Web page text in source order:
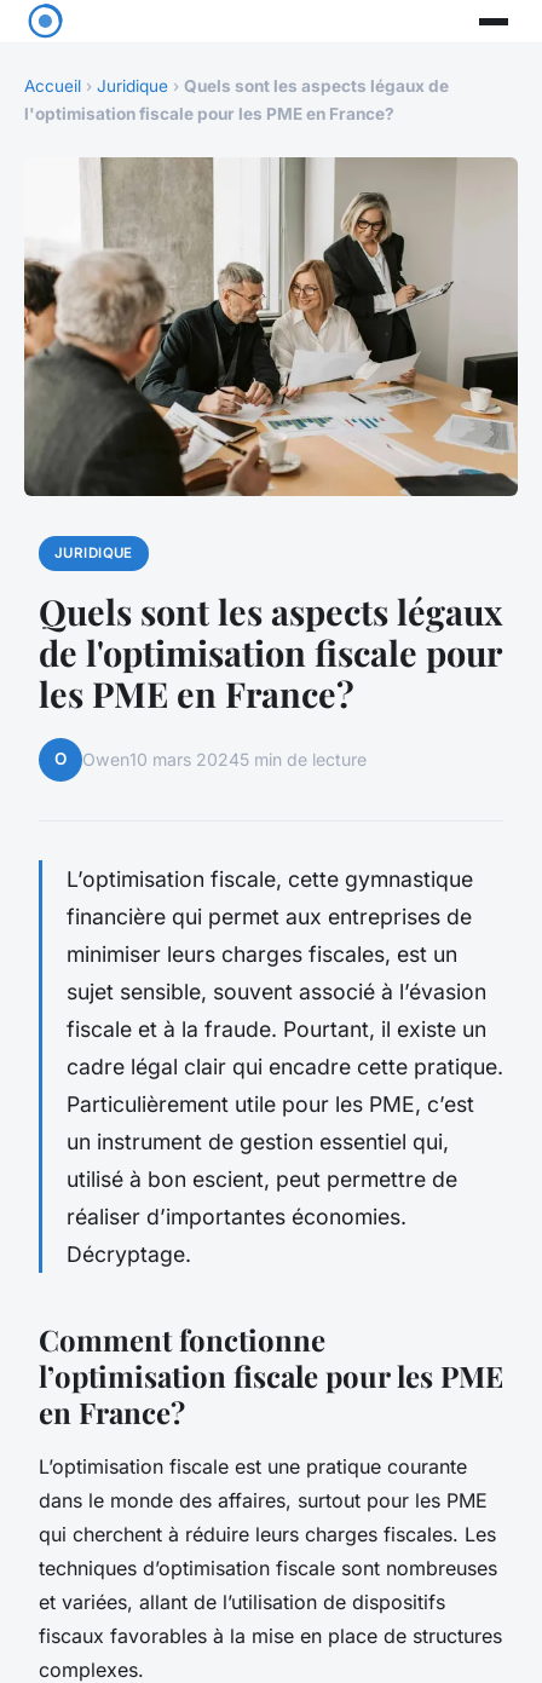
Accueil › Juridique › Quels sont les aspects légaux de
l'optimisation fiscale pour les PME en France?
JURIDIQUE
Quels sont les aspects légaux
de l'optimisation fiscale pour
les PME en France?
O Owen10 mars 20245 min de lecture
L’optimisation fiscale, cette gymnastique
financière qui permet aux entreprises de
minimiser leurs charges fiscales, est un
sujet sensible, souvent associé à l’évasion
fiscale et à la fraude. Pourtant, il existe un
cadre légal clair qui encadre cette pratique.
Particulièrement utile pour les PME, c’est
un instrument de gestion essentiel qui,
utilisé à bon escient, peut permettre de
réaliser d’importantes économies.
Décryptage.
Comment fonctionne
l’optimisation fiscale pour les PME
en France?
L’optimisation fiscale est une pratique courante
dans le monde des affaires, surtout pour les PME
qui cherchent à réduire leurs charges fiscales. Les
techniques d’optimisation fiscale sont nombreuses
et variées, allant de l’utilisation de dispositifs
fiscaux favorables à la mise en place de structures
complexes.